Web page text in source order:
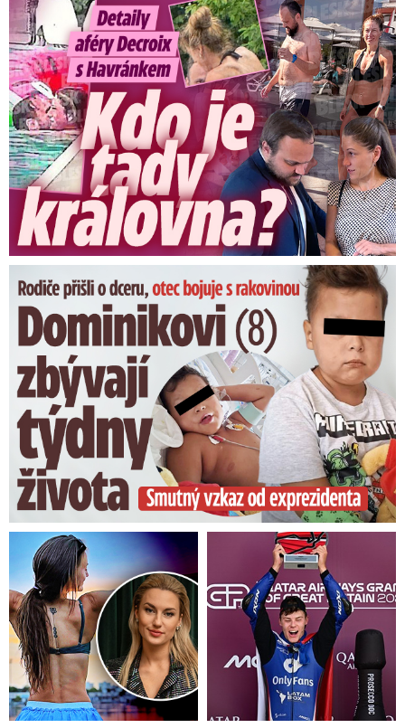
Detaily aféry Decroix s Havránkem: Kdo je tady královna?
Dominikovi (8) zbývají týdny života: Vzkaz od exprezidenta